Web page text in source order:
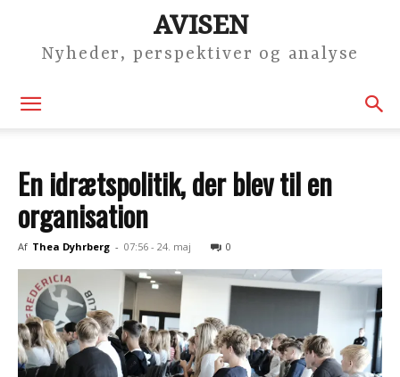
AVISEN
Nyheder, perspektiver og analyse
En idrætspolitik, der blev til en
organisation
Af Thea Dyhrberg - 07:56 - 24. maj 0